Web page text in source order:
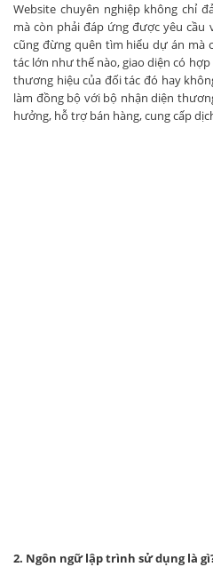
Website chuyên nghiệp không chỉ
mà còn phải đáp ứng được yêu cầu
cũng đừng quên tìm hiểu dự án mà
tác lớn như thế nào, giao diện có
thương hiệu của đối tác đó hay
làm đồng bộ với bộ nhận diện
hưởng, hỗ trợ bán hàng, cung cấp
2. Ngôn ngữ lập trình sử dụng là